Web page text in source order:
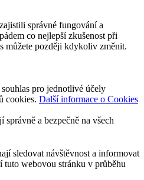
správné fungování a
co nejlepší zkušenost při
můžete později kdykoliv změnit.
pro jednotlivé účely
cookies. Další informace o Cookies
a bezpečně na všech
sledovat návštěvnost a informovat
webovou stránku v průběhu